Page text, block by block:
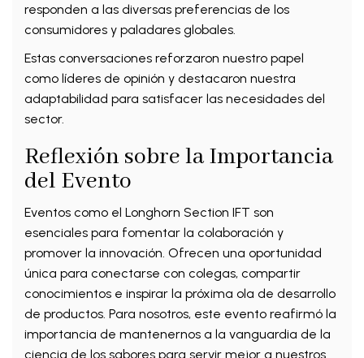
responden a las diversas preferencias de los
consumidores y paladares globales.
Estas conversaciones reforzaron nuestro papel
como líderes de opinión y destacaron nuestra
adaptabilidad para satisfacer las necesidades del
sector.
Reflexión sobre la Importancia
del Evento
Eventos como el Longhorn Section IFT son
esenciales para fomentar la colaboración y
promover la innovación. Ofrecen una oportunidad
única para conectarse con colegas, compartir
conocimientos e inspirar la próxima ola de desarrollo
de productos. Para nosotros, este evento reafirmó la
importancia de mantenernos a la vanguardia de la
ciencia de los sabores para servir mejor a nuestros